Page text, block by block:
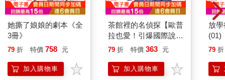
她撕了娘娘的劇本《全
3冊》
79 折 特價 758 元
加入購物車
茶館裡的名偵探【歐普
拉也愛！引爆國際說書
網紅數十萬則好評《茶
79 折 特價 363 元
加入購物車
放
(01)
79 折